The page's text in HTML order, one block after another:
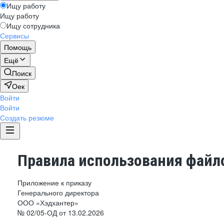
Ищу работу
Ищу работу
Ищу сотрудника
Сервисы
Помощь
Ещё
Поиск
Оек
Войти
Войти
Создать резюме
Правила использования
Приложение к приказу
Генерального директора
ООО «Хэдхантер»
№ 02/05-ОД от 13.02.2026